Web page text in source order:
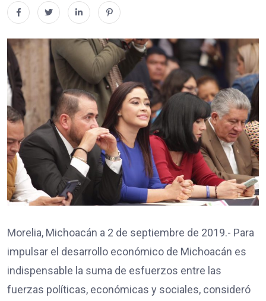
Morelia, Michoacán a 2 de septiembre de 2019.- Para
impulsar el desarrollo económico de Michoacán es
indispensable la suma de esfuerzos entre las
fuerzas políticas, económicas y sociales, consideró